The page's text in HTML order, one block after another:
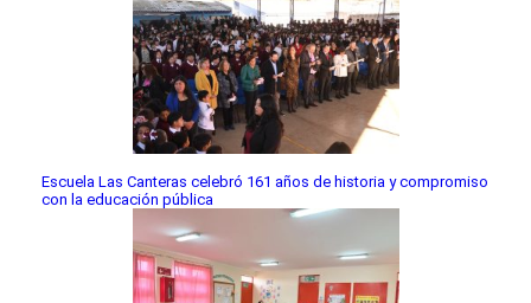
Escuela Las Canteras celebró 161 años de historia y compromiso
con la educación pública